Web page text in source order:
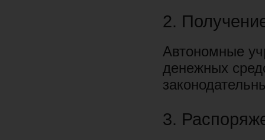
2.
Автономные
денежных
3.